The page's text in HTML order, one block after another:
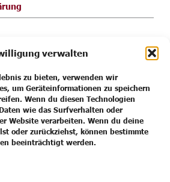
verwalten
zu bieten, verwenden wir
um Geräteinformationen zu speichern
Wenn du diesen Technologien
wie das Surfverhalten oder
Website verarbeiten. Wenn du deine
oder zurückziehst, können bestimmte
beeinträchtigt werden.
(EU)
(AGB)